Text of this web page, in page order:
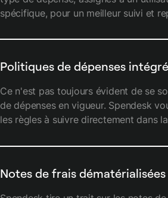
spécifique, pour un meilleur suivi et
Politiques de dépenses
Ce n'est pas toujours évident de se
de dépenses en vigueur. Spendesk
les règles à suivre directement dans
Notes de frais dématérialisées